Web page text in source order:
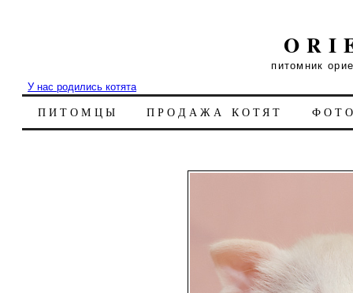
питомник
У нас родились котята
ПИТОМЦЫ ПРОДАЖА КОТЯТ